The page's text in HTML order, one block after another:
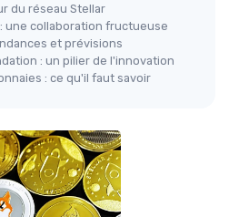
du réseau Stellar
une collaboration fructueuse
et prévisions
: un pilier de l'innovation
: ce qu'il faut savoir